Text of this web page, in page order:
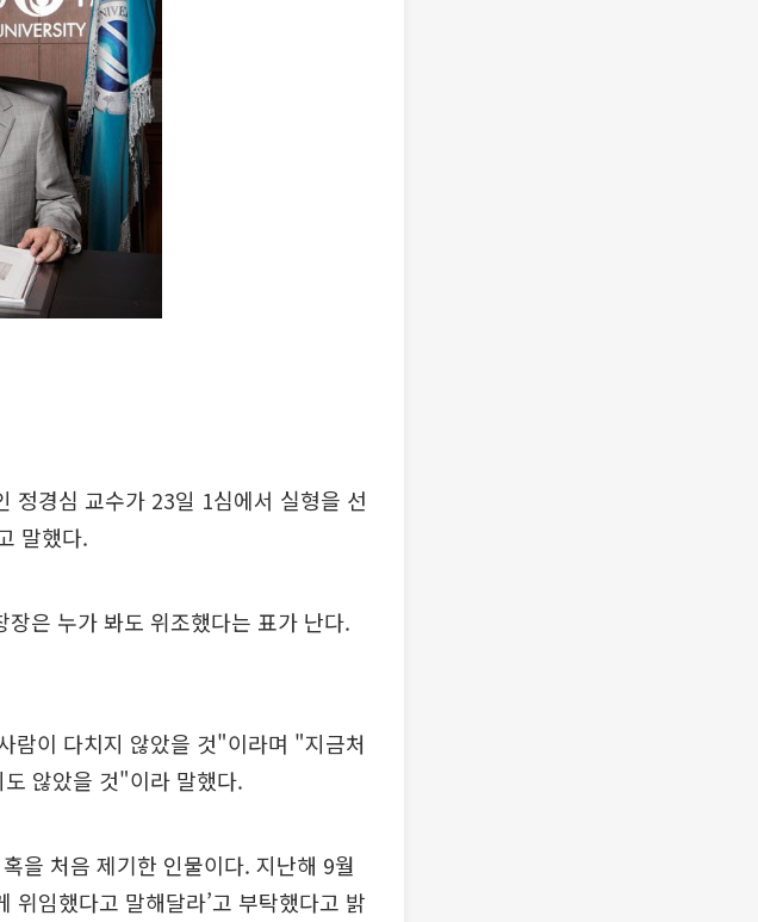
정경심 교수가 23일 1심에서 실형을 선
말했다.
은 누가 봐도 위조했다는 표가 난다.
람이 다치지 않았을 것"이라며 "지금처
않았을 것"이라 말했다.
을 처음 제기한 인물이다. 지난해 9월
위임했다고 말해달라’고 부탁했다고 밝